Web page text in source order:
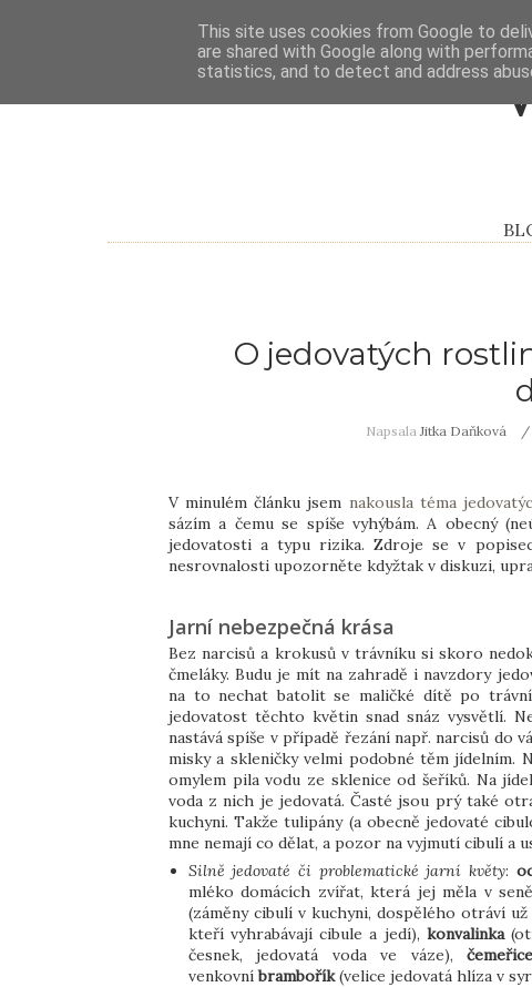
O jedovatých
NapsalaJitka Daňková
V minulém článku jsem nakousla téma
sázím a čemu se spíše vyhýbám. A obecný
jedovatosti a typu rizika. Zdroje se v
nesrovnalosti upozorněte kdyžtak v diskuzi,
Jarní nebezpečná krása
Bez narcisů a krokusů v trávníku si skoro
čmeláky. Budu je mít na zahradě i navzdory
na to nechat batolit se maličké dítě po
jedovatost těchto květin snad snáz vysvětlí.
nastává spíše v případě řezání např. narcisů do
misky a skleničky velmi podobné těm jídelním.
omylem pila vodu ze sklenice od šeříků. Na
voda z nich je jedovatá. Časté jsou prý také
kuchyni. Takže tulipány (a obecně jedovaté
mne nemají co dělat, a pozor na vyjmutí cibulí a
Silně jedovaté či problematické jarní květy:
mléko domácích zvířat, která jej měla v
(záměny cibulí v kuchyni, dospělého otráví
kteří vyhrabávají cibule a jedí),konvalinka
česnek, jedovatá voda ve váze),
venkovníbrambořík(velice jedovatá hlíza v
This site uses cookies from Google to
are shared with Google along with
statistics, and to detect and address